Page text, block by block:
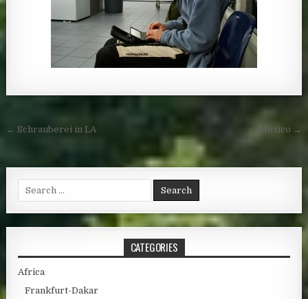
Post navigation
← Schrauberei in LA Mexico →
Search for:
CATEGORIES
Africa
Frankfurt-Dakar